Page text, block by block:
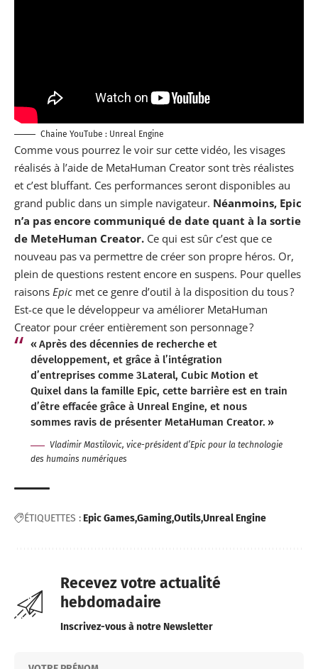
Chaine YouTube : Unreal Engine
Comme vous pourrez le voir sur cette vidéo, les visages
réalisés à l’aide de MetaHuman Creator sont très réalistes
et c’est bluffant. Ces performances seront disponibles au
grand public dans un simple navigateur. Néanmoins, Epic
n’a pas encore communiqué de date quant à la sortie
de MeteHuman Creator. Ce qui est sûr c’est que ce
nouveau pas va permettre de créer son propre héros. Or,
plein de questions restent encore en suspens. Pour quelles
raisons Epic met ce genre d’outil à la disposition du tous ?
Est-ce que le développeur va améliorer MetaHuman
Creator pour créer entièrement son personnage ?
« Après des décennies de recherche et
développement, et grâce à l’intégration
d’entreprises comme 3Lateral, Cubic Motion et
Quixel dans la famille Epic, cette barrière est en train
d’être effacée grâce à Unreal Engine, et nous
sommes ravis de présenter MetaHuman Creator. »
Vladimir Mastilovic, vice-président d’Epic pour la technologie
des humains numériques
ÉTIQUETTES : Epic GamesGamingOutilsUnreal Engine
Recevez votre actualité
hebdomadaire
Inscrivez-vous à notre Newsletter